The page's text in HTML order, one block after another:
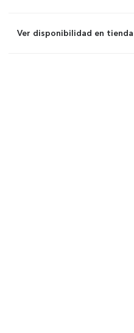
Ver disponibilidad en tienda